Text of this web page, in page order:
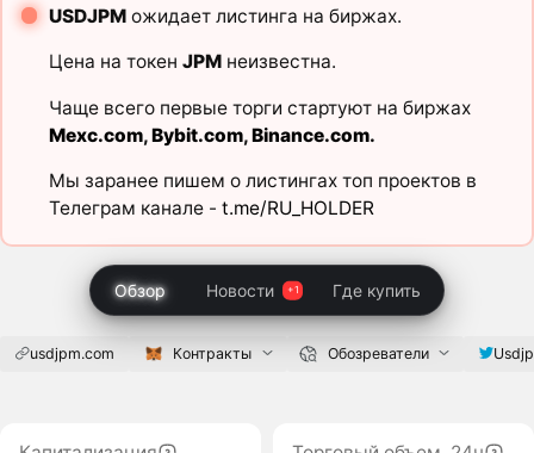
USDJPMожидает листинга на биржах.
Цена на токен JPMнеизвестна.
Чаще всего первые торги стартуют на биржах
Mexc.com,Bybit.com,Binance.com.
Мы заранее пишем о листингах топ проектов в
Телеграм канале - t.me/RU_HOLDER
Обзор Новости Где купить
usdjpm.com Контракты Обозреватели